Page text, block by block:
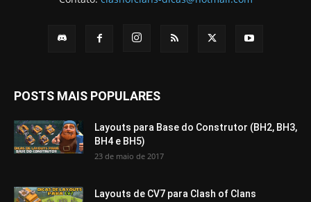
POSTS MAIS POPULARES
Layouts para Base do Construtor (BH2, BH3,
BH4 e BH5)
23 de maio de 2017
Layouts de CV7 para Clash of Clans